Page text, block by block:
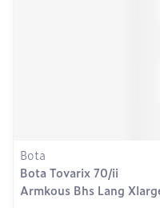
Bota
Bota Tovarix 70/ii
Armkous Bhs Lang